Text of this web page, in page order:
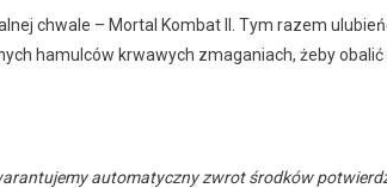
chwale – Mortal Kombat II. Tym razem
hamulców krwawych zmaganiach, żeby
automatyczny zwrot środków